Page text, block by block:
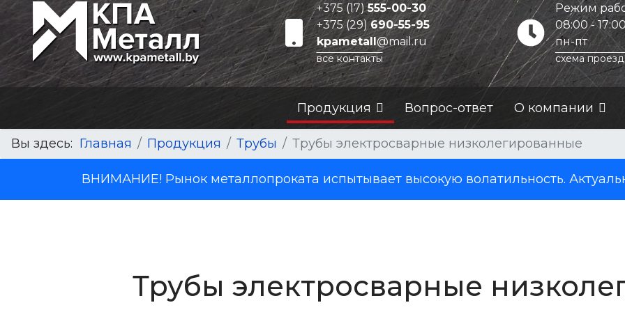
+375 (17)555-00-30
+375 (29)690-55-95
kpametall@mail.ru
все контакты
Режим
08:00 - 17:00
пн-пт
схема
Продукция Вопрос-ответ О компании
Вы здесь: Главная Продукция Трубы Трубы электросварные низколегированные
ВНИМАНИЕ! Рынок металлопроката испытывает высокую волатильность.
Трубы электросварные